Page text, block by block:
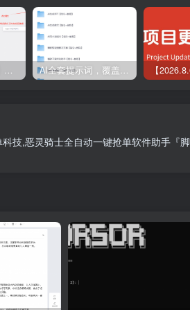
【2025.1.13更新】Coze应用实战 如何利用coze应用功能，开发一个小程序，并发布到微信 AI全套提示词，覆盖微头条、小说、短视频脚本等32+创作场景
技,恶灵骑士全自动一键抢单软件助手『